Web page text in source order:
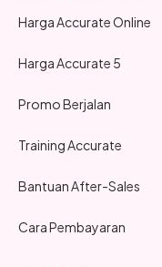
Harga Accurate Online
Harga Accurate 5
Promo Berjalan
Training Accurate
Bantuan After-Sales
Cara Pembayaran